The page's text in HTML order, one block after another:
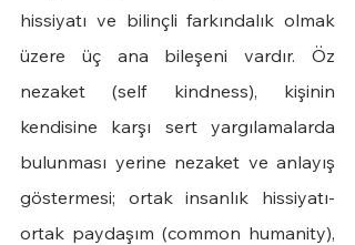
hissiyatı ve bilinçli farkındalık olmak
üzere üç ana bileşeni vardır. Öz
nezaket (self kindness), kişinin
kendisine karşı sert yargılamalarda
bulunması yerine nezaket ve anlayış
göstermesi; ortak insanlık hissiyatı-
ortak paydaşım (common humanity),